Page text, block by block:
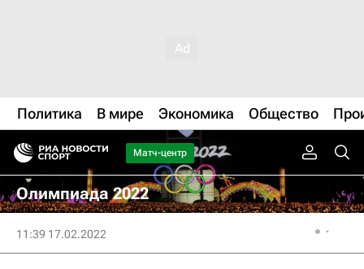
Политика В мире Экономика Общество
Матч-центр
Олимпиада 2022
11:39 17.02.2022